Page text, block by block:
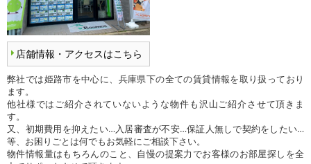
店舗情報・アクセスはこちら
弊社では姫路市を中心に、兵庫県下の全ての賃貸情報を取り扱っており
ます。
他社様ではご紹介されていないような物件も沢山ご紹介させて頂きま
す。
又、初期費用を抑えたい…入居審査が不安…保証人無しで契約をしたい…
等、お困りごとは何でもお気軽にご相談下さい。
物件情報量はもちろんのこと、自慢の提案力でお客様のお部屋探しを全